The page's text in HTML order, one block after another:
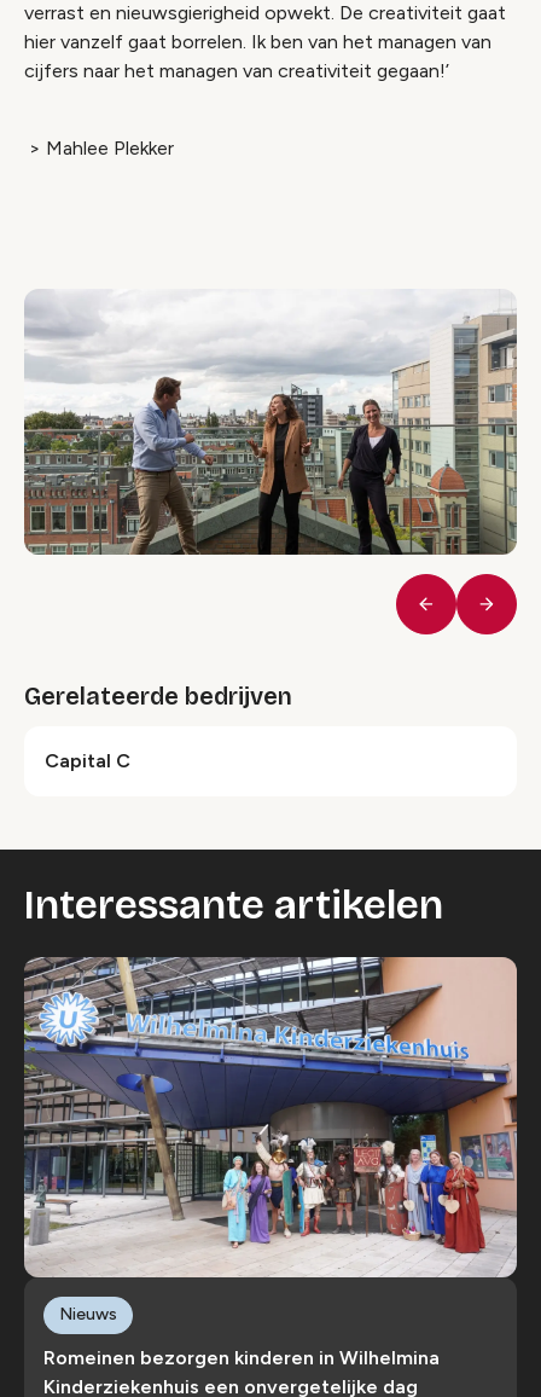
verrast en nieuwsgierigheid opwekt. De creativiteit gaat
hier vanzelf gaat borrelen. Ik ben van het managen van
cijfers naar het managen van creativiteit gegaan!’
> Mahlee Plekker
Vorige
Gerelateerde bedrijven
Capital C
Interessante artikelen
Romeinen bezorgen kinderen in Wilhelmina
Kinderziekenhuis een onvergetelijke dag
Nieuws